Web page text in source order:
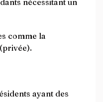
nécessitant un
comme la
ayant des